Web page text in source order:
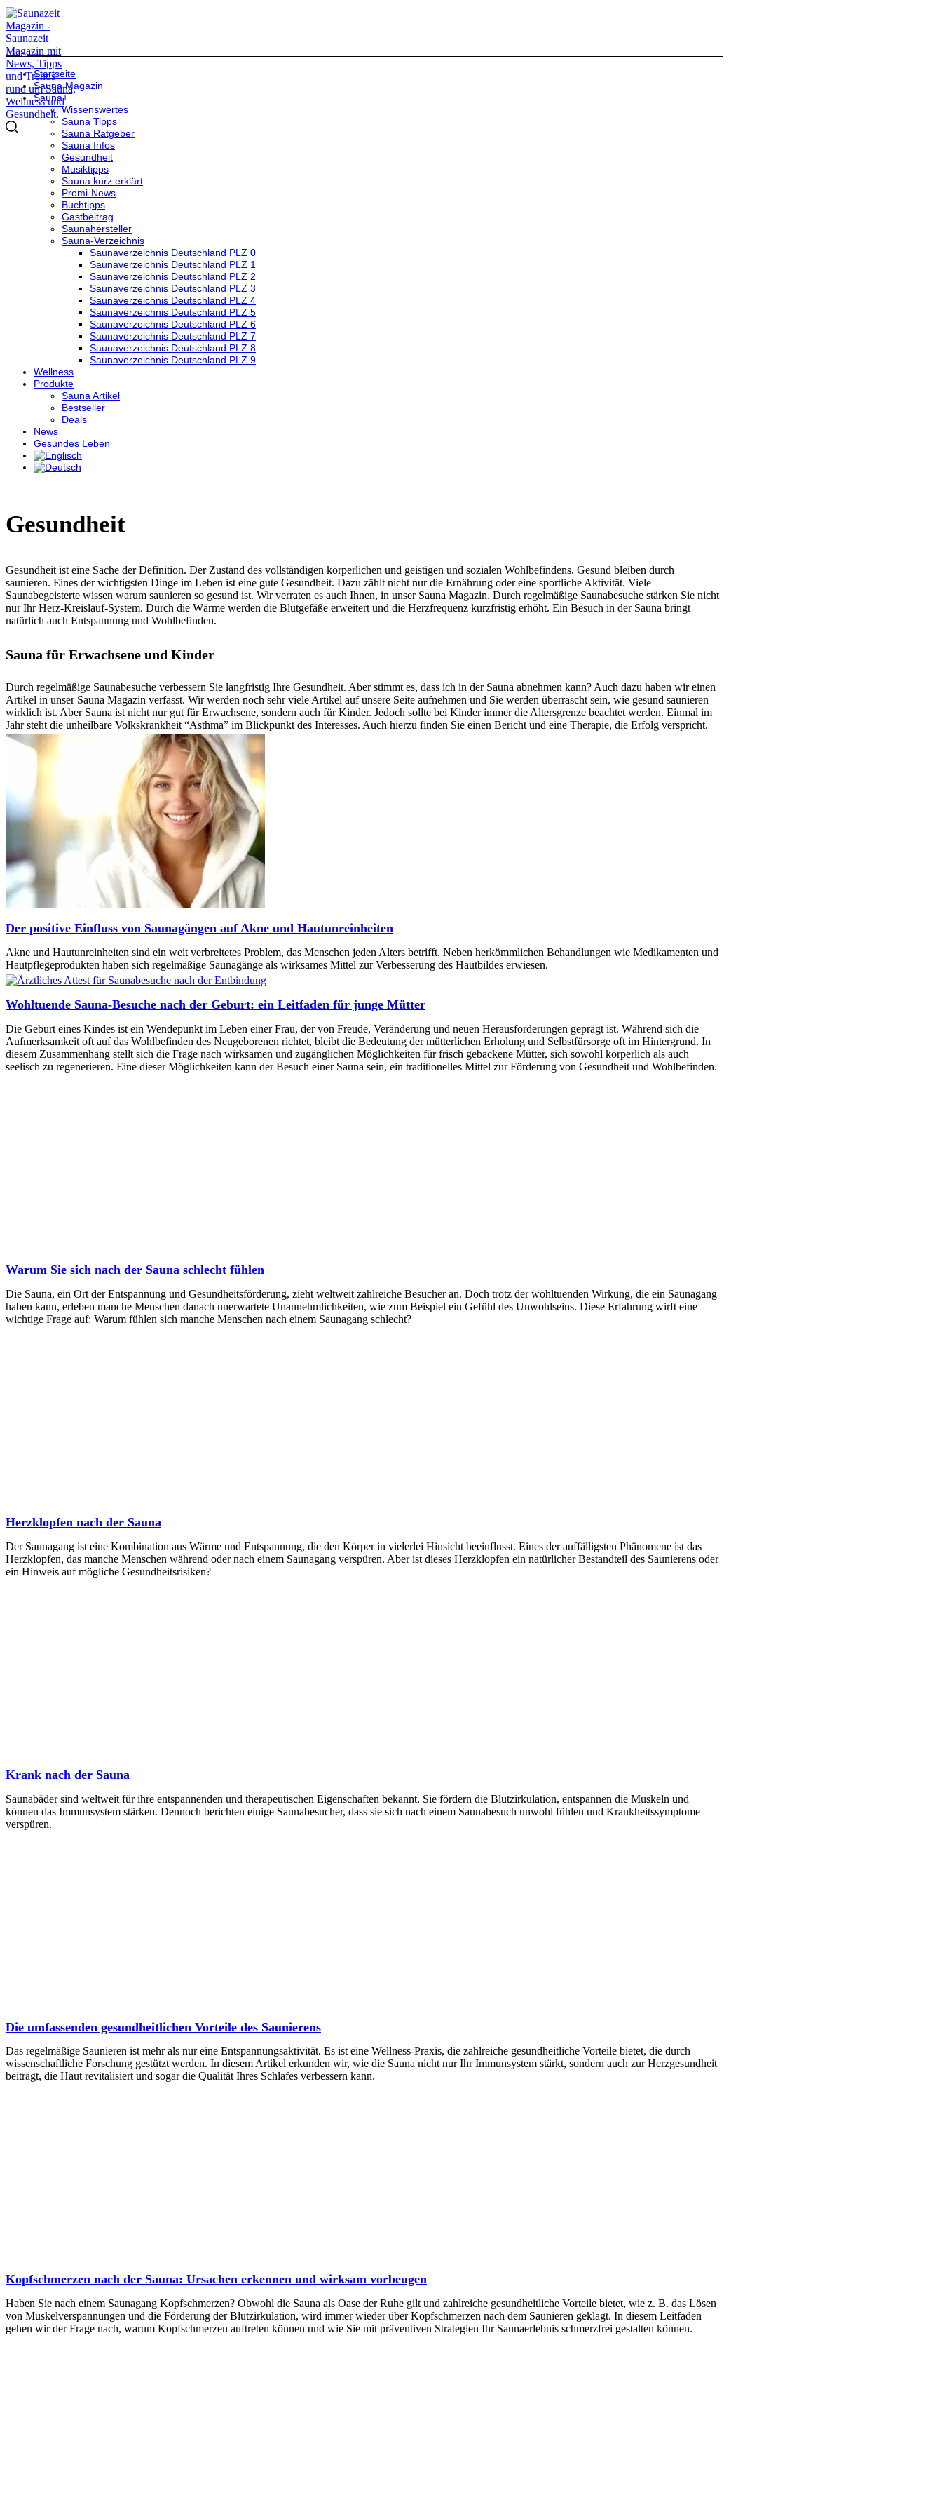
Startseite
Sauna Magazin
Sauna+
Wissenswertes
Sauna Tipps
Sauna Ratgeber
Sauna Infos
Gesundheit
Musiktipps
Sauna kurz erklärt
Promi-News
Buchtipps
Gastbeitrag
Saunahersteller
Sauna-Verzeichnis
Saunaverzeichnis Deutschland PLZ 0
Saunaverzeichnis Deutschland PLZ 1
Saunaverzeichnis Deutschland PLZ 2
Saunaverzeichnis Deutschland PLZ 3
Saunaverzeichnis Deutschland PLZ 4
Saunaverzeichnis Deutschland PLZ 5
Saunaverzeichnis Deutschland PLZ 6
Saunaverzeichnis Deutschland PLZ 7
Saunaverzeichnis Deutschland PLZ 8
Saunaverzeichnis Deutschland PLZ 9
Wellness
Produkte
Sauna Artikel
Bestseller
Deals
News
Gesundes Leben
Gesundheit
Gesundheit ist eine Sache der Definition. Der Zustand des vollständigen körperlichen und geistigen und sozialen Wohlbefindens. Gesund bleiben durch
saunieren. Eines der wichtigsten Dinge im Leben ist eine gute Gesundheit. Dazu zählt nicht nur die Ernährung oder eine sportliche Aktivität. Viele
Saunabegeisterte wissen warum saunieren so gesund ist. Wir verraten es auch Ihnen, in unser Sauna Magazin. Durch regelmäßige Saunabesuche stärken Sie nicht
nur Ihr Herz-Kreislauf-System. Durch die Wärme werden die Blutgefäße erweitert und die Herzfrequenz kurzfristig erhöht. Ein Besuch in der Sauna bringt
natürlich auch Entspannung und Wohlbefinden.
Sauna für Erwachsene und Kinder
Durch regelmäßige Saunabesuche verbessern Sie langfristig Ihre Gesundheit. Aber stimmt es, dass ich in der Sauna abnehmen kann? Auch dazu haben wir einen
Artikel in unser Sauna Magazin verfasst. Wir werden noch sehr viele Artikel auf unsere Seite aufnehmen und Sie werden überrascht sein, wie gesund saunieren
wirklich ist. Aber Sauna ist nicht nur gut für Erwachsene, sondern auch für Kinder. Jedoch sollte bei Kinder immer die Altersgrenze beachtet werden. Einmal im
Jahr steht die unheilbare Volkskrankheit “Asthma” im Blickpunkt des Interesses. Auch hierzu finden Sie einen Bericht und eine Therapie, die Erfolg verspricht.
Der positive Einfluss von Saunagängen auf Akne und Hautunreinheiten
Akne und Hautunreinheiten sind ein weit verbreitetes Problem, das Menschen jeden Alters betrifft. Neben herkömmlichen Behandlungen wie Medikamenten und
Hautpflegeprodukten haben sich regelmäßige Saunagänge als wirksames Mittel zur Verbesserung des Hautbildes erwiesen.
Wohltuende Sauna-Besuche nach der Geburt: ein Leitfaden für junge Mütter
Die Geburt eines Kindes ist ein Wendepunkt im Leben einer Frau, der von Freude, Veränderung und neuen Herausforderungen geprägt ist. Während sich die
Aufmerksamkeit oft auf das Wohlbefinden des Neugeborenen richtet, bleibt die Bedeutung der mütterlichen Erholung und Selbstfürsorge oft im Hintergrund. In
diesem Zusammenhang stellt sich die Frage nach wirksamen und zugänglichen Möglichkeiten für frisch gebackene Mütter, sich sowohl körperlich als auch
seelisch zu regenerieren. Eine dieser Möglichkeiten kann der Besuch einer Sauna sein, ein traditionelles Mittel zur Förderung von Gesundheit und Wohlbefinden.
Warum Sie sich nach der Sauna schlecht fühlen
Die Sauna, ein Ort der Entspannung und Gesundheitsförderung, zieht weltweit zahlreiche Besucher an. Doch trotz der wohltuenden Wirkung, die ein Saunagang
haben kann, erleben manche Menschen danach unerwartete Unannehmlichkeiten, wie zum Beispiel ein Gefühl des Unwohlseins. Diese Erfahrung wirft eine
wichtige Frage auf: Warum fühlen sich manche Menschen nach einem Saunagang schlecht?
Herzklopfen nach der Sauna
Der Saunagang ist eine Kombination aus Wärme und Entspannung, die den Körper in vielerlei Hinsicht beeinflusst. Eines der auffälligsten Phänomene ist das
Herzklopfen, das manche Menschen während oder nach einem Saunagang verspüren. Aber ist dieses Herzklopfen ein natürlicher Bestandteil des Saunierens oder
ein Hinweis auf mögliche Gesundheitsrisiken?
Krank nach der Sauna
Saunabäder sind weltweit für ihre entspannenden und therapeutischen Eigenschaften bekannt. Sie fördern die Blutzirkulation, entspannen die Muskeln und
können das Immunsystem stärken. Dennoch berichten einige Saunabesucher, dass sie sich nach einem Saunabesuch unwohl fühlen und Krankheitssymptome
verspüren.
Die umfassenden gesundheitlichen Vorteile des Saunierens
Das regelmäßige Saunieren ist mehr als nur eine Entspannungsaktivität. Es ist eine Wellness-Praxis, die zahlreiche gesundheitliche Vorteile bietet, die durch
wissenschaftliche Forschung gestützt werden. In diesem Artikel erkunden wir, wie die Sauna nicht nur Ihr Immunsystem stärkt, sondern auch zur Herzgesundheit
beiträgt, die Haut revitalisiert und sogar die Qualität Ihres Schlafes verbessern kann.
Kopfschmerzen nach der Sauna: Ursachen erkennen und wirksam vorbeugen
Haben Sie nach einem Saunagang Kopfschmerzen? Obwohl die Sauna als Oase der Ruhe gilt und zahlreiche gesundheitliche Vorteile bietet, wie z. B. das Lösen
von Muskelverspannungen und die Förderung der Blutzirkulation, wird immer wieder über Kopfschmerzen nach dem Saunieren geklagt. In diesem Leitfaden
gehen wir der Frage nach, warum Kopfschmerzen auftreten können und wie Sie mit präventiven Strategien Ihr Saunaerlebnis schmerzfrei gestalten können.